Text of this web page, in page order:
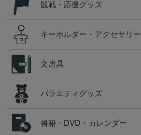
観戦・応援グッズ
キーホルダー・アクセサリー
文房具
バラエティグッズ
書籍・DVD・カレンダー